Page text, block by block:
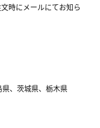
時にメールにてお知ら
、茨城県、栃木県